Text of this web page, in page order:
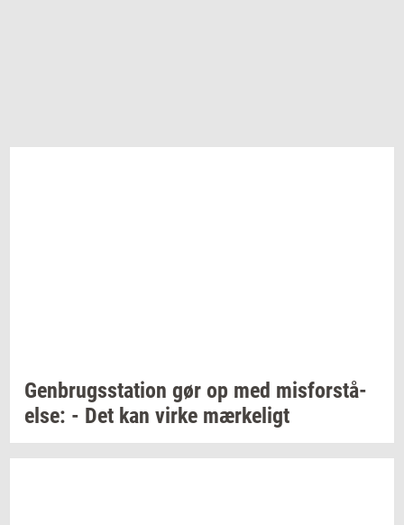
Gen­brugs­sta­tion gør op med mis­for­stå­
el­se: - Det kan virke mær­ke­ligt